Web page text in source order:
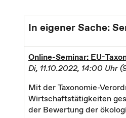
In eigener Sache:
Online-Seminar: EU-
Di, 11.10.2022, 14:00 Uhr
Mit der Taxonomie-
Wirtschaftstätigkeiten
der Bewertung der